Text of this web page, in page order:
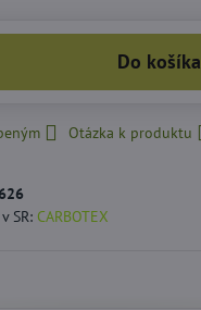
Do košíka
Otázka k produktu
SR: CARBOTEX